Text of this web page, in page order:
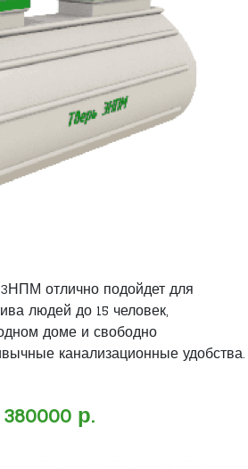
отлично подойдет для
людей до 15 человек,
доме и свободно
канализационные удобства.
380000 р.